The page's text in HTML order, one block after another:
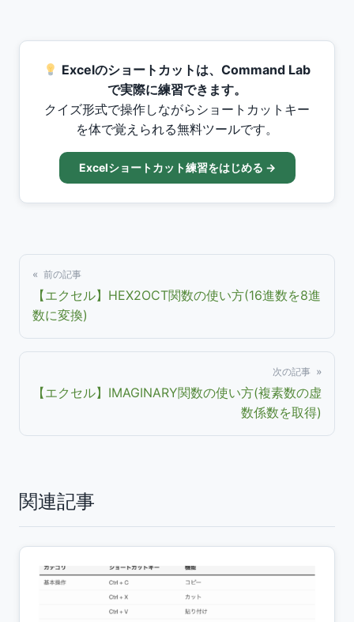
Excelのショートカットは、Command Lab
で実際に練習できます。
クイズ形式で操作しながらショートカットキー
を体で覚えられる無料ツールです。
Excelショートカット練習をはじめる →
« 前の記事
【エクセル】HEX2OCT関数の使い方(16進数を8進
数に変換)
次の記事 »
【エクセル】IMAGINARY関数の使い方(複素数の虚
数係数を取得)
関連記事